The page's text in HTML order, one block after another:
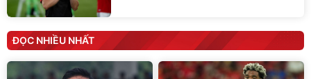
ĐỌC NHIỀU NHẤT